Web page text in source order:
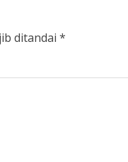
ditandai *